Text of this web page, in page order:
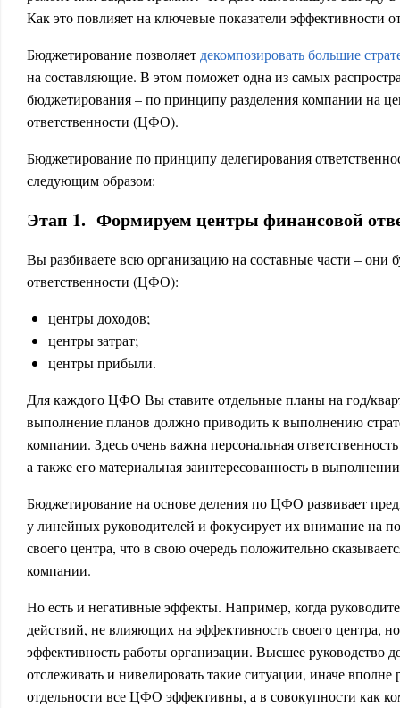
Как это повлияет на ключевые показатели эффективности
Бюджетирование позволяет декомпозировать большие
на составляющие. В этом поможет одна из самых
бюджетирования – по принципу разделения компании на
ответственности (ЦФО).
Бюджетирование по принципу делегирования
следующим образом:
Этап 1. Формируем центры финансовой
Вы разбиваете всю организацию на составные части – они
ответственности (ЦФО):
центры доходов;
центры затрат;
центры прибыли.
Для каждого ЦФО Вы ставите отдельные планы на год/
выполнение планов должно приводить к выполнению
компании. Здесь очень важна персональная
а также его материальная заинтересованность в
Бюджетирование на основе деления по ЦФО развивает
у линейных руководителей и фокусирует их внимание на
своего центра, что в свою очередь положительно
компании.
Но есть и негативные эффекты. Например, когда
действий, не влияющих на эффективность своего центра,
эффективность работы организации. Высшее руководство
отслеживать и нивелировать такие ситуации, иначе вполне
отдельности все ЦФО эффективны, а в совокупности как